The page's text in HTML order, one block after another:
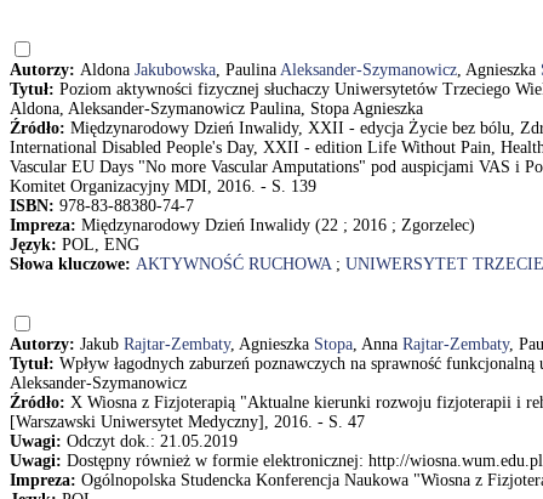
Autorzy: Aldona Jakubowska, Paulina Aleksander-Szymanowicz, Agnieszka
Tytuł: Poziom aktywności fizycznej słuchaczy Uniwersytetów Trzeciego
Aldona, Aleksander-Szymanowicz Paulina, Stopa Agnieszka
Źródło: Międzynarodowy Dzień Inwalidy, XXII - edycja Życie bez bólu,
International Disabled People's Day, XXII - edition Life Without Pain,
Vascular EU Days "No more Vascular Amputations" pod auspicjami VAS i
Komitet Organizacyjny MDI, 2016. - S. 139
ISBN: 978-83-88380-74-7
Impreza: Międzynarodowy Dzień Inwalidy (22 ; 2016 ; Zgorzelec)
Język: POL, ENG
Słowa kluczowe: AKTYWNOŚĆ RUCHOWA; UNIWERSYTET
Autorzy: Jakub Rajtar-Zembaty, Agnieszka Stopa, Anna Rajtar-Zembaty,
Tytuł: Wpływ łagodnych zaburzeń poznawczych na sprawność
Aleksander-Szymanowicz
Źródło: X Wiosna z Fizjoterapią "Aktualne kierunki rozwoju fizjoterapii i
[Warszawski Uniwersytet Medyczny], 2016. - S. 47
Uwagi: Odczyt dok.: 21.05.2019
Uwagi: Dostępny również w formie elektronicznej: http://
Impreza: Ogólnopolska Studencka Konferencja Naukowa "Wiosna z